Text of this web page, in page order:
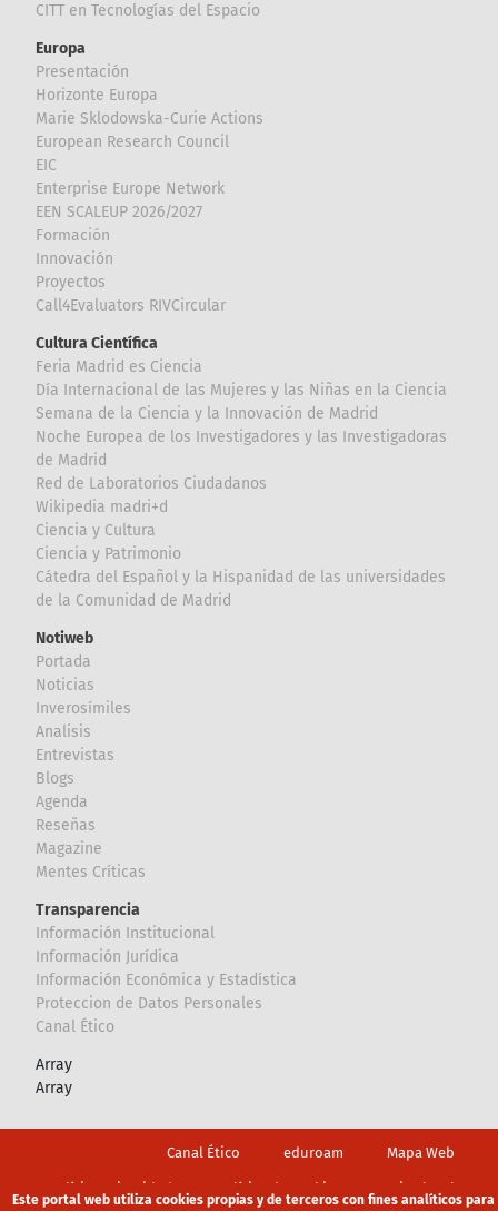
CITT en Tecnologías del Espacio
Europa
Presentación
Horizonte Europa
Marie Sklodowska-Curie Actions
European Research Council
EIC
Enterprise Europe Network
EEN SCALEUP 2026/2027
Formación
Innovación
Proyectos
Call4Evaluators RIVCircular
Cultura Científica
Feria Madrid es Ciencia
Día Internacional de las Mujeres y las Niñas en la Ciencia
Semana de la Ciencia y la Innovación de Madrid
Noche Europea de los Investigadores y las Investigadoras
de Madrid
Red de Laboratorios Ciudadanos
Wikipedia madri+d
Ciencia y Cultura
Ciencia y Patrimonio
Cátedra del Español y la Hispanidad de las universidades
de la Comunidad de Madrid
Notiweb
Portada
Noticias
Inverosímiles
Analisis
Entrevistas
Blogs
Agenda
Reseñas
Magazine
Mentes Críticas
Transparencia
Información Institucional
Información Jurídica
Información Económica y Estadística
Proteccion de Datos Personales
Canal Ético
Array
Array
Canal Ético eduroam Mapa Web
Política privacidad Política de cookies Aviso legal
Este portal web utiliza cookies propias y de terceros con fines analíticos para